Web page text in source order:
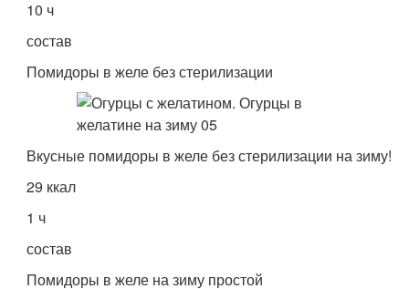
10 ч
состав
Помидоры в желе без стерилизации
Вкусные помидоры в желе без стерилизации на зиму!
29 ккал
1 ч
состав
Помидоры в желе на зиму простой